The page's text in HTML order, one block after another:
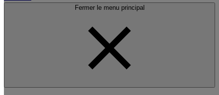
Fermer le menu principal